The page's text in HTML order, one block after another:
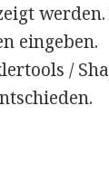
eingeben.
/